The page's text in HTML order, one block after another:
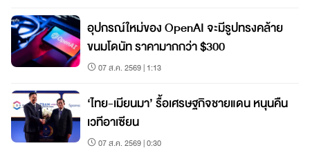
อุปกรณ์ใหม่ของ OpenAI จะมีรูปทรงคล้าย
ขนมโดนัท ราคามากกว่า $300
07 ส.ค. 2569 | 1:13
‘ไทย-เมียนมา’ รื้อเศรษฐกิจชายแดน หนุนคืน
เวทีอาเซียน
07 ส.ค. 2569 | 0:30